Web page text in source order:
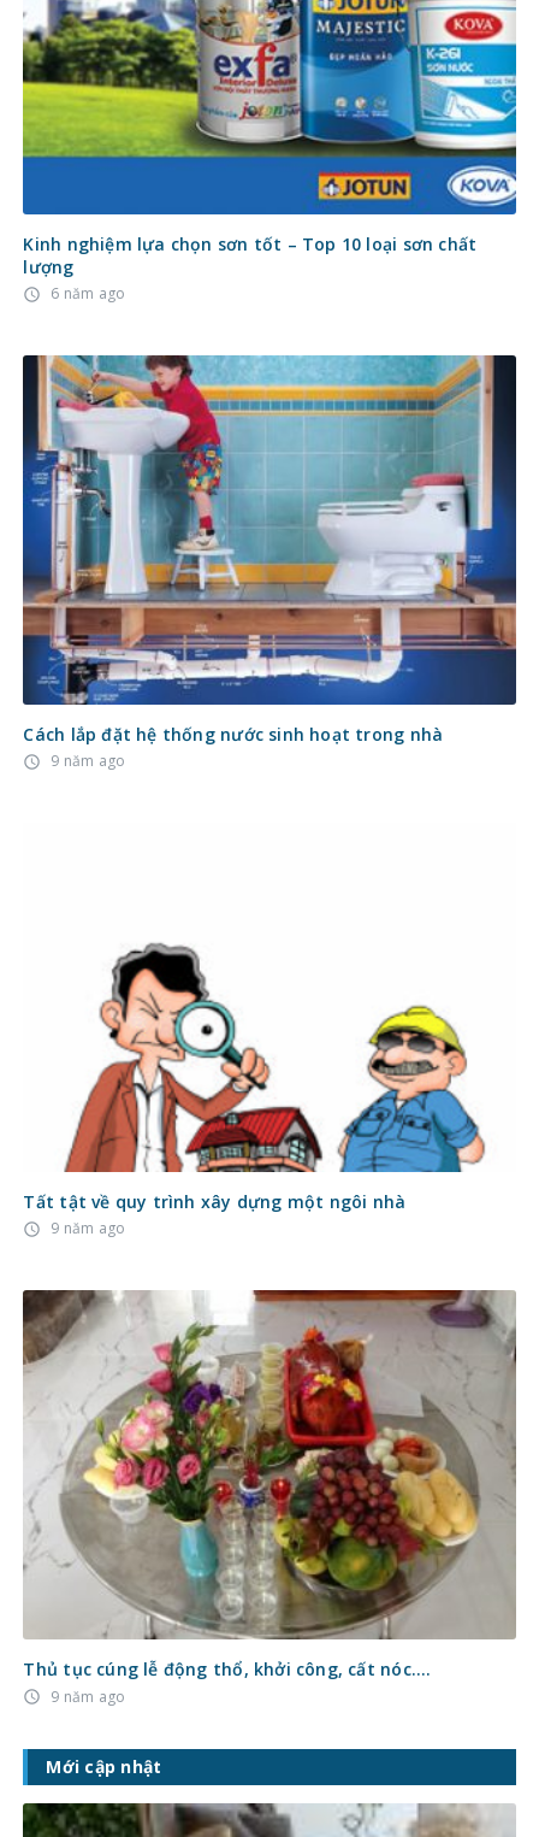
Kinh nghiệm lựa chọn sơn tốt – Top 10 loại sơn chất
lượng
access_time 6 năm ago
Cách lắp đặt hệ thống nước sinh hoạt trong nhà
access_time 9 năm ago
Tất tật về quy trình xây dựng một ngôi nhà
access_time 9 năm ago
Thủ tục cúng lễ động thổ, khởi công, cất nóc….
access_time 9 năm ago
Mới cập nhật